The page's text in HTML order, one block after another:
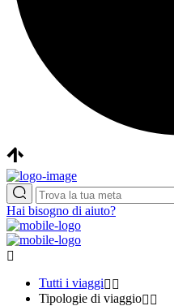
Hai bisogno di aiuto?
Tutti i viaggi
Tipologie di viaggio